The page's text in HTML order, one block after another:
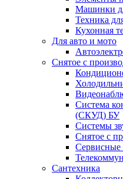
Машинки
Техника
Кухонная
Для авто и мото
Снятое с
Система
(СКУД) БУ
Системы
Снятое с
Сервисные
Сантехника